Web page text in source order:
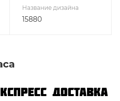
Название дизайна
15880